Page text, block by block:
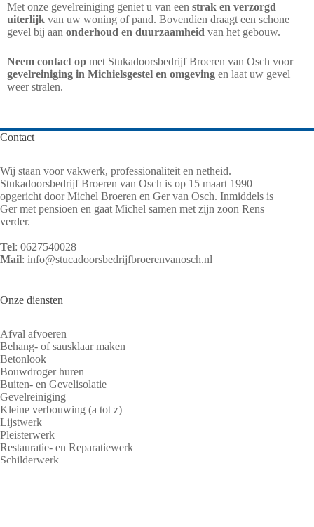
Met onze gevelreiniging geniet u van een strak en verzorgd
uiterlijk van uw woning of pand. Bovendien draagt een schone
gevel bij aan onderhoud en duurzaamheid van het gebouw.
Neem contact op met Stukadoorsbedrijf Broeren van Osch voor
gevelreiniging in Michielsgestel en omgeving en laat uw gevel
weer stralen.
Contact
Wij staan voor vakwerk, professionaliteit en netheid.
Stukadoorsbedrijf Broeren van Osch is op 15 maart 1990
opgericht door Michel Broeren en Ger van Osch. Inmiddels is
Ger met pensioen en gaat Michel samen met zijn zoon Rens
verder.
Tel: 0627540028
Mail: info@stucadoorsbedrijfbroerenvanosch.nl
Onze diensten
Afval afvoeren
Behang- of sausklaar maken
Betonlook
Bouwdroger huren
Buiten- en Gevelisolatie
Gevelreiniging
Kleine verbouwing (a tot z)
Lijstwerk
Pleisterwerk
Restauratie- en Reparatiewerk
Schilderwerk